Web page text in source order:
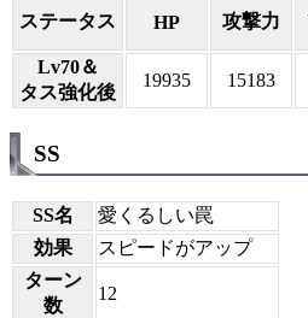
ステータス HP 攻撃力
Lv70＆
タス強化後
19935 15183
SS
SS名
愛くるしい罠
効果
スピードがアップ
ターン
数
12